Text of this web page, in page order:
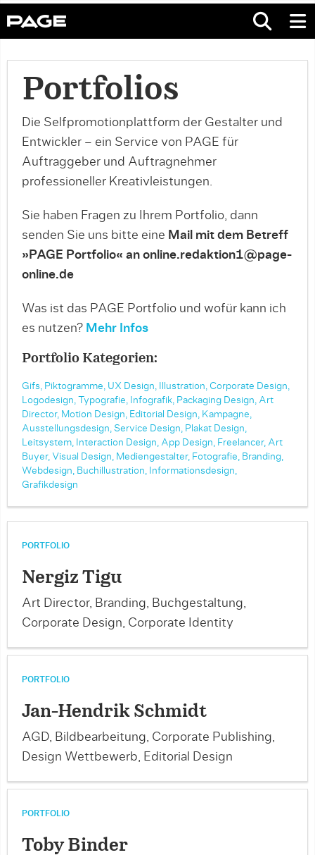
Portfolios
Die Selfpromotionplattform der Gestalter und
Entwickler – ein Service von PAGE für
Auftraggeber und Auftragnehmer
professioneller Kreativleistungen.
Sie haben Fragen zu Ihrem Portfolio, dann
senden Sie uns bitte eine Mail mit dem Betreff
»PAGE Portfolio« an online.redaktion1@page-
online.de
Was ist das PAGE Portfolio und wofür kann ich
es nutzen? Mehr Infos
Portfolio Kategorien:
Gifs, Piktogramme, UX Design, Illustration, Corporate Design,
Logodesign,
Typografie, Infografik, Packaging Design, Art
Director, Motion Design, Editorial Design, Kampagne,
Ausstellungsdesign, Service Design, Plakat Design,
Leitsystem, Interaction Design, App Design, Freelancer, Art
Buyer, Visual Design, Mediengestalter, Fotografie, Branding,
Webdesign, Buchillustration, Informationsdesign,
Grafikdesign
PORTFOLIO
Nergiz Tigu
Art Director, Branding, Buchgestaltung,
Corporate Design, Corporate Identity
PORTFOLIO
Jan-Hendrik Schmidt
AGD, Bildbearbeitung, Corporate Publishing,
Design Wettbewerb, Editorial Design
PORTFOLIO
Toby Binder